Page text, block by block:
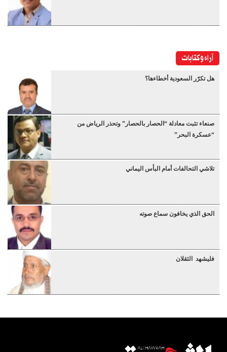
آراء وكتابات
هل تكرّر السعودية أخطاءها؟
صنعاء تثبت معادلة “الحصار بالحصار” وتحذر الرياض من
“عسكرة البحر”
تلاشي التحالفات أمام البأس اليماني
الحق الذي يخافون سماع صوته
فليشهد الثقلان